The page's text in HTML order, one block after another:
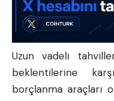
Uzun vadeli
beklentilerine
borçlanma araçları